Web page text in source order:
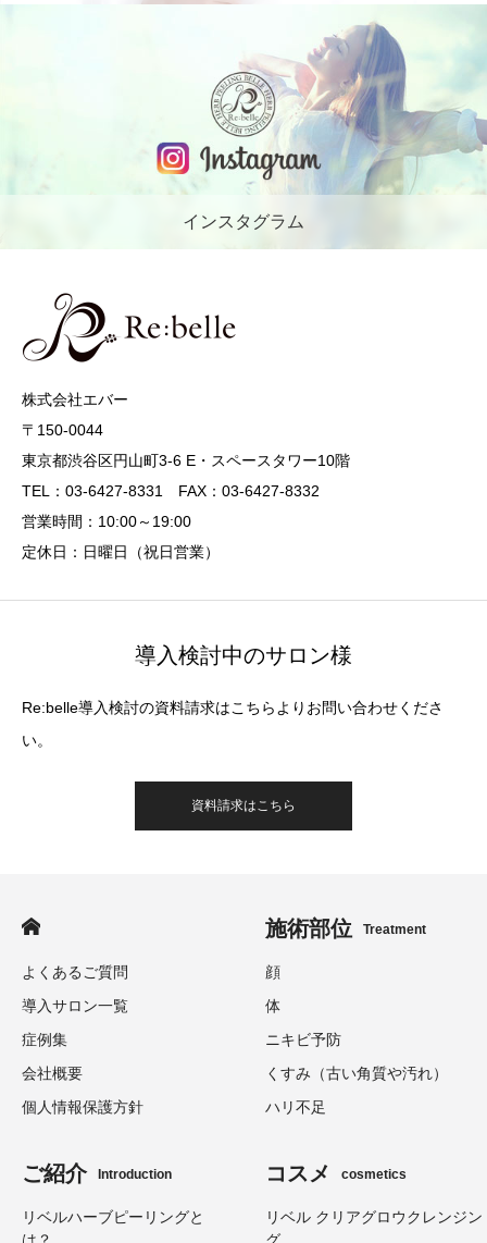
インスタグラム
株式会社エバー
〒150-0044
東京都渋谷区円山町3-6 E・スペースタワー10階
TEL：03-6427-8331 FAX：03-6427-8332
営業時間：10:00～19:00
定休日：日曜日（祝日営業）
導入検討中のサロン様
Re:belle導入検討の資料請求はこちらよりお問い合わせくださ
い。
資料請求はこちら
よくあるご質問
導入サロン一覧
症例集
会社概要
個人情報保護方針
施術部位 Treatment
顔
体
ニキビ予防
くすみ（古い角質や汚れ）
ハリ不足
ご紹介 Introduction
リベルハーブピーリングと
コスメ cosmetics
リベル クリアグロウクレンジン